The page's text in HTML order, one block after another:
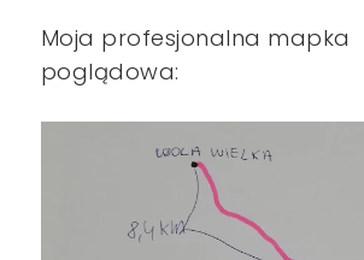
Moja profesjonalna mapka
poglądowa: